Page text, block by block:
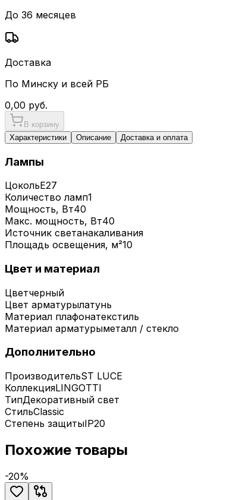
До 36 месяцев
Доставка
По Минску и всей РБ
0,00 руб.
В корзину
Характеристики
Описание Доставка и оплата
Лампы
ЦокольE27
Количество ламп1
Мощность, Вт40
Макс. мощность, Вт40
Источник светанакаливания
Площадь освещения, м²10
Цвет и материал
Цветчерный
Цвет арматурылатунь
Материал плафонатекстиль
Материал арматурыметалл / стекло
Дополнительно
ПроизводительST LUCE
КоллекцияLINGOTTI
ТипДекоративный свет
СтильClassic
Степень защитыIP20
Похожие товары
-20%